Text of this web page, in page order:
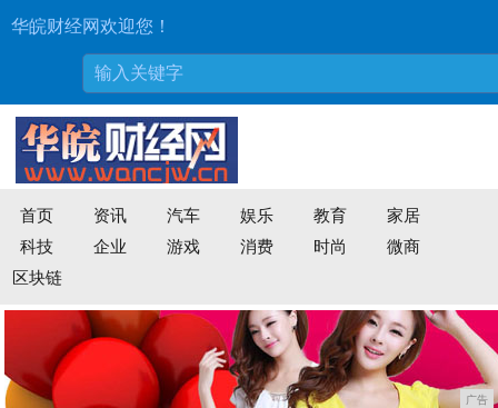
华皖财经网欢迎您！
首页 资讯 汽车 娱乐 教育
家居
科技
企业 游戏 消费 时尚
微商
区块链
广告